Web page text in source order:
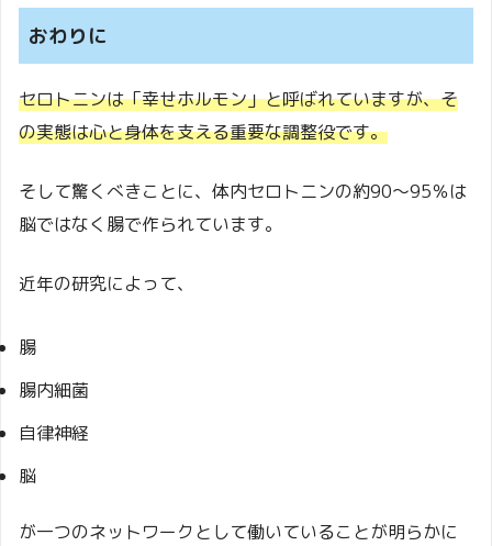
おわりに
セロトニンは「幸せホルモン」と呼ばれていますが、そ
の実態は心と身体を支える重要な調整役です。
そして驚くべきことに、体内セロトニンの約90〜95％は
脳ではなく腸で作られています。
近年の研究によって、
腸
腸内細菌
自律神経
脳
が一つのネットワークとして働いていることが明らかに